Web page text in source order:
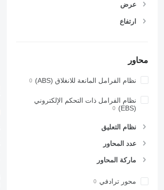
عرض
ارتفاع
محاور
نظام الفرامل المانعة للانغلاق (ABS)
نظام الفرامل ذات التحكم الإلكتروني
(EBS)
نظام التعليق
عدد المحاور
ماركة المحاور
محور ترادفي